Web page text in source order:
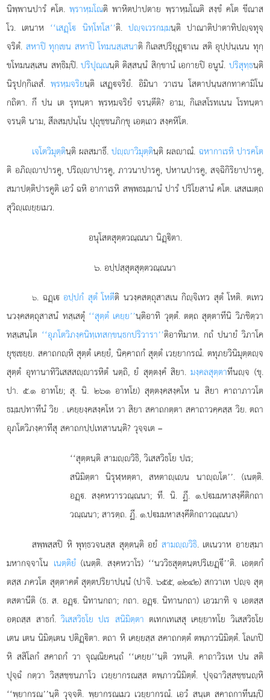
นิพฺพานปารํ คโต.พฺราหฺมโณติ พาหิตปาปตาย พฺราหฺมโณติ สงฺขํ คโต ขีณาส
โว. เตนาห ‘‘เสฏฺโ นิทฺโทโส’’ติ. ปฺจเวรกมฺมนฺติ ปาณาติปาตาทิปฺจทุจฺ
จริตํ. สหาปิ ทุกฺเขน สหาปิ โทมนสฺเสนาติ กิเลสปริยุฏฺาเน สติ อุปฺปนฺเนน ทุกฺ
ขโทมนสฺเสน สทฺธิมฺปิ. ปริปุณฺณนฺติ ติสฺสนฺนํ สิกฺขานํ เอกายปิ อนูนํ. ปริสุทฺธนฺติ
นิรุปกฺกิเลสํ.พฺรหฺมจริยนฺติ เสฏฺจริยํ. อิมินา วาเรน โสตาปนฺนสกทาคามิโน
กถิตา. กึ ปน เต รุทนฺตา พฺรหฺมจริยํ จรนฺตีติ? อาม, กิเลสโรทเนน โรทนฺตา
จรนฺติ นาม, สีลสมฺปนฺโน ปุถุชฺชนภิกฺขุ เอตฺเถว สงฺคหิโต.
เจโตวิมุตฺตินฺติ ผลสมาธึ.ปฺาวิมุตฺตินฺติ ผลาณํ. ฉหากาเรหิ ปารคโต
ติ อภิฺาปารคู, ปริฺาปารคู, ภาวนาปารคู, ปหานปารคู, สจฺฉิกิริยาปารคู,
สมาปตฺติปารคูติ เอวํ ฉหิ อากาเรหิ สพฺพธมฺมานํ ปารํ ปริโยสานํ คโต. เสสเมตฺถ
สุวิฺเยฺยเมว.
อนุโสตสุตฺตวณฺณนา นิฏฺิตา.
๖. อปฺปสฺสุตสุตฺตวณฺณนา
๖. ฉฏฺเอปฺปกํ สุตํ โหตีติ นวงฺคสตฺถุสาสเน กิฺจิเทว สุตํ โหติ. ตเทว
นวงฺคสตฺถุสาสนํ ทสฺเสตุํ ‘‘สุตฺตํ เคยฺย’’นฺติอาทิ วุตฺตํ. ตตฺถ สุตฺตาทีนิ วิภชิตฺวา
ทสฺเสนฺโต ‘‘อุภโตวิภงฺคนิทฺเทสกฺขนฺธกปริวารา’’ติอาทิมาห. กถํ ปนายํ วิภาโค
ยุชฺเชยฺย. สคาถกฺหิ สุตฺตํ เคยฺยํ, นิคฺคาถกํ สุตฺตํ เวยฺยากรณํ. ตทุภยวินิมุตฺตฺจ
สุตฺตํ อุทานาทิวิเสสสฺารหิตํ นตฺถิ, ยํ สุตฺตงฺคํ สิยา.มงฺคลสุตฺตาทีนฺจ (ขุ.
ปา. ๕.๑ อาทโย; สุ. นิ. ๒๖๑ อาทโย) สุตฺตงฺคสงฺคโห น สิยา คาถาภาวโต
ธมฺมปทาทีนํ วิย . เคยฺยงฺคสงฺคโห วา สิยา สคาถกตฺตา สคาถาวคฺคสฺส วิย. ตถา
อุภโตวิภงฺคาทีสุ สคาถกปฺปเทสานนฺติ? วุจฺจเต –
‘‘สุตฺตนฺติ สามฺวิธิ, วิเสสวิธโย ปเร;
สนิมิตฺตา นิรุฬฺหตฺตา, สหตาฺเน นาฺโต’’. (เนตฺติ.
อฏฺ. สงฺคหวารวณฺณนา; ที. นิ. ฏี. ๑.ปมมหาสงฺคีติกถา
วณฺณนา; สารตฺถ. ฏี. ๑.ปมมหาสงฺคีติกถาวณฺณนา)
สพฺพสฺสปิ หิ พุทฺธวจนสฺส สุตฺตนฺติ อยํ สามฺวิธิ. เตเนวาห อายสฺมา
มหากจฺจาโน เนตฺติยํ(เนตฺติ. สงฺคหวาโร) ‘‘นววิธสุตฺตนฺตปริเยฏฺี’’ติ. เอตฺตกํ
ตสฺส ภควโต สุตฺตาคตํ สุตฺตปริยาปนฺนํ (ปาจิ. ๖๕๕, ๑๒๔๒) สกวาเท ปฺจ สุตฺ
ตสตานีติ (ธ. ส. อฏฺ. นิทานกถา; กถา. อฏฺ. นิทานกถา) เอวมาทิ จ เอตสฺส
อตฺถสฺส สาธกํ.วิเสสวิธโย ปเร สนิมิตฺตา ตเทกเทเสสุ เคยฺยาทโย วิเสสวิธโย
เตน เตน นิมิตฺเตน ปติฏฺิตา. ตถา หิ เคยฺยสฺส สคาถกตฺตํ ตพฺภาวนิมิตฺตํ. โลเกปิ
หิ สสิโลกํ สคาถกํ วา จุณฺณิยคนฺถํ ‘‘เคยฺย’’นฺติ วทนฺติ. คาถาวิรเห ปน สติ
ปุจฺฉํ กตฺวา วิสฺสชฺชนภาโว เวยฺยากรณสฺส ตพฺภาวนิมิตฺตํ. ปุจฺฉาวิสฺสชฺชนฺหิ
‘‘พฺยากรณ’’นฺติ วุจฺจติ. พฺยากรณเมว เวยฺยากรณํ. เอวํ สนฺเต สคาถกาทีนมฺปิ